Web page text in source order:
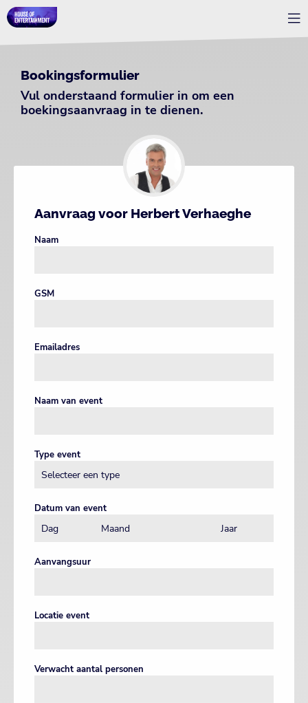
Bookingsformulier
Vul onderstaand formulier in om een
boekingsaanvraag in te dienen.
Aanvraag voor Herbert Verhaeghe
Naam
GSM
Emailadres
Naam van event
Type event
Datum van event
Aanvangsuur
Locatie event
Verwacht aantal personen